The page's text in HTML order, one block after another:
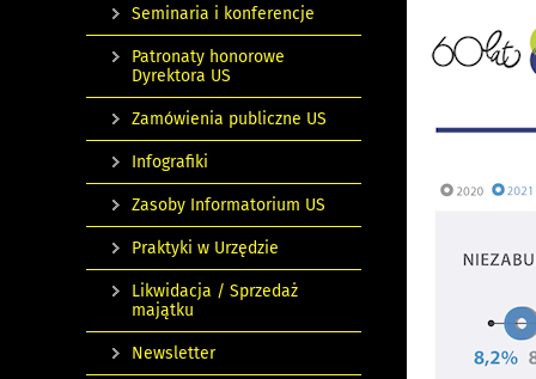
Seminaria i konferencje
Patronaty honorowe
Dyrektora US
Zamówienia publiczne US
Infografiki
Zasoby Informatorium US
Praktyki w Urzędzie
Likwidacja / Sprzedaż
majątku
Newsletter